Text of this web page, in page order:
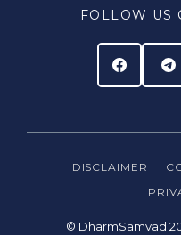
FOLLOW US
DISCLAIMER
© DharmSamvad